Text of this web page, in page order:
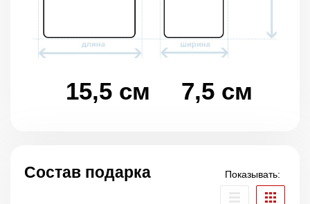
15,5 см 7,5 см
Состав подарка Показывать: